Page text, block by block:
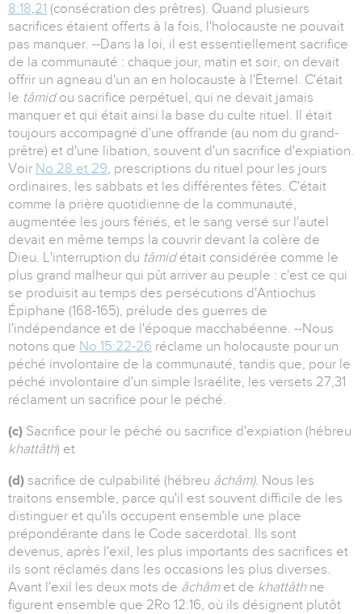
8:18,21 (consécration des prêtres). Quand plusieurs
sacrifices étaient offerts à la fois, l'holocauste ne pouvait
pas manquer. --Dans la loi, il est essentiellement sacrifice
de la communauté : chaque jour, matin et soir, on devait
offrir un agneau d'un an en holocauste à l'Éternel. C'était
le tâmid ou sacrifice perpétuel, qui ne devait jamais
manquer et qui était ainsi la base du culte rituel. Il était
toujours accompagné d'une offrande (au nom du grand-
prêtre) et d'une libation, souvent d'un sacrifice d'expiation.
Voir No 28 et 29, prescriptions du rituel pour les jours
ordinaires, les sabbats et les différentes fêtes. C'était
comme la prière quotidienne de la communauté,
augmentée les jours fériés, et le sang versé sur l'autel
devait en même temps la couvrir devant la colère de
Dieu. L'interruption du tâmid était considérée comme le
plus grand malheur qui pût arriver au peuple : c'est ce qui
se produisit au temps des persécutions d'Antiochus
Épiphane (168-165), prélude des guerres de
l'indépendance et de l'époque macchabéenne. --Nous
notons que No 15:22-26 réclame un holocauste pour un
péché involontaire de la communauté, tandis que, pour le
péché involontaire d'un simple Israélite, les versets 27,31
réclament un sacrifice pour le péché.
(c) Sacrifice pour le péché ou sacrifice d'expiation (hébreu
khattâth) et
(d) sacrifice de culpabilité (hébreu âchâm). Nous les
traitons ensemble, parce qu'il est souvent difficile de les
distinguer et qu'ils occupent ensemble une place
prépondérante dans le Code sacerdotal. Ils sont
devenus, après l'exil, les plus importants des sacrifices et
ils sont réclamés dans les occasions les plus diverses.
Avant l'exil les deux mots de âchâm et de khattâth ne
figurent ensemble que 2Ro 12:16, où ils désignent plutôt